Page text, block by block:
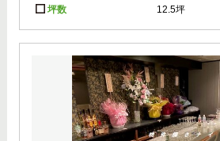
坪数 12.5坪